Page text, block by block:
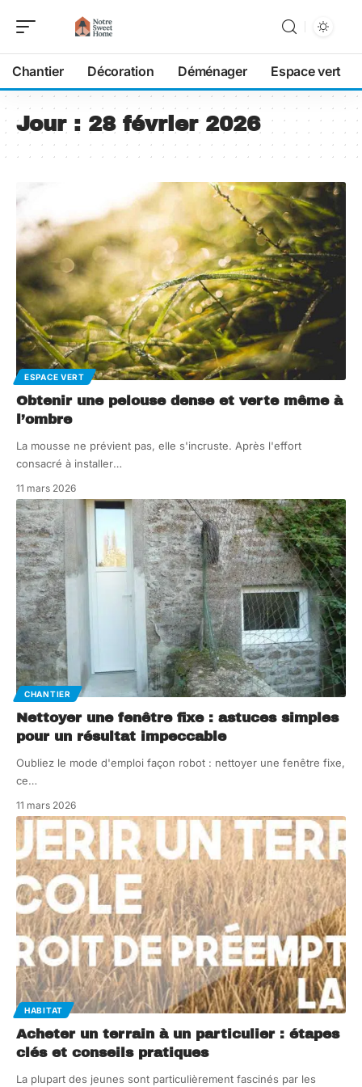
Chantier Décoration Déménager Espace vert
Jour : 28 février 2026
ESPACE VERT
Obtenir une pelouse dense et verte même à
l’ombre
La mousse ne prévient pas, elle s'incruste. Après l'effort
consacré à installer…
11 mars 2026
CHANTIER
Nettoyer une fenêtre fixe : astuces simples
pour un résultat impeccable
Oubliez le mode d'emploi façon robot : nettoyer une fenêtre fixe,
ce…
11 mars 2026
HABITAT
Acheter un terrain à un particulier : étapes
clés et conseils pratiques
La plupart des jeunes sont particulièrement fascinés par les